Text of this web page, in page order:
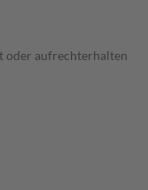
oder aufrechterhalten